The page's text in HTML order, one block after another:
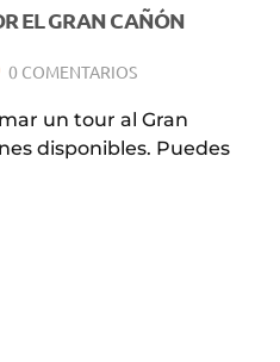
EL GRAN CAÑÓN
0 COMENTARIOS
un tour al Gran
disponibles. Puedes